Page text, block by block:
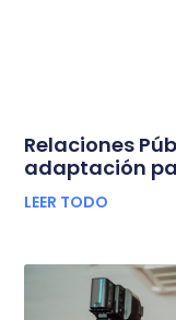
Relaciones
adaptación
LEER TODO